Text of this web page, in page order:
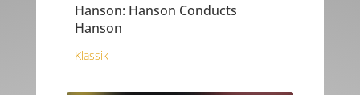
Hanson: Hanson Conducts
Hanson
Klassik